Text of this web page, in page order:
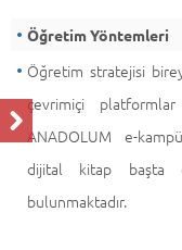
Öğretim Yöntemleri
Öğretim stratejisi
çevrimiçi
ANADOLUM e-
dijital kitap başta
bulunmaktadır.